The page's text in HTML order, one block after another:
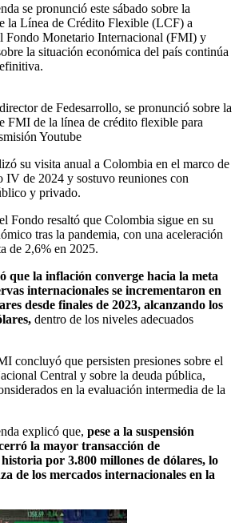
se pronunció este sábado sobre la
la Línea de Crédito Flexible (LCF) a
Fondo Monetario Internacional (FMI) y
la situación económica del país continúa
de Fedesarrollo, se pronunció sobre la
FMI de la línea de crédito flexible para
Youtube
su visita anual a Colombia en el marco de
IV de 2024 y sostuvo reuniones con
y privado.
Fondo resaltó que Colombia sigue en su
tras la pandemia, con una aceleración
de 2,6% en 2025.
que la inflación converge hacia la meta
internacionales se incrementaron en
desde finales de 2023, alcanzando los
dentro de los niveles adecuados
concluyó que persisten presiones sobre el
Central y sobre la deuda pública,
en la evaluación intermedia de la
explicó que, pese a la suspensión
la mayor transacción de
por 3.800 millones de dólares, lo
de los mercados internacionales en la